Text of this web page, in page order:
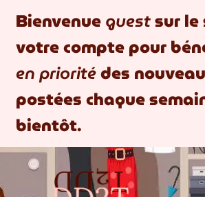
Bienvenueguestsur le
votre compte pour
en prioritédes
postées chaque
bientôt.
Aller
Aller